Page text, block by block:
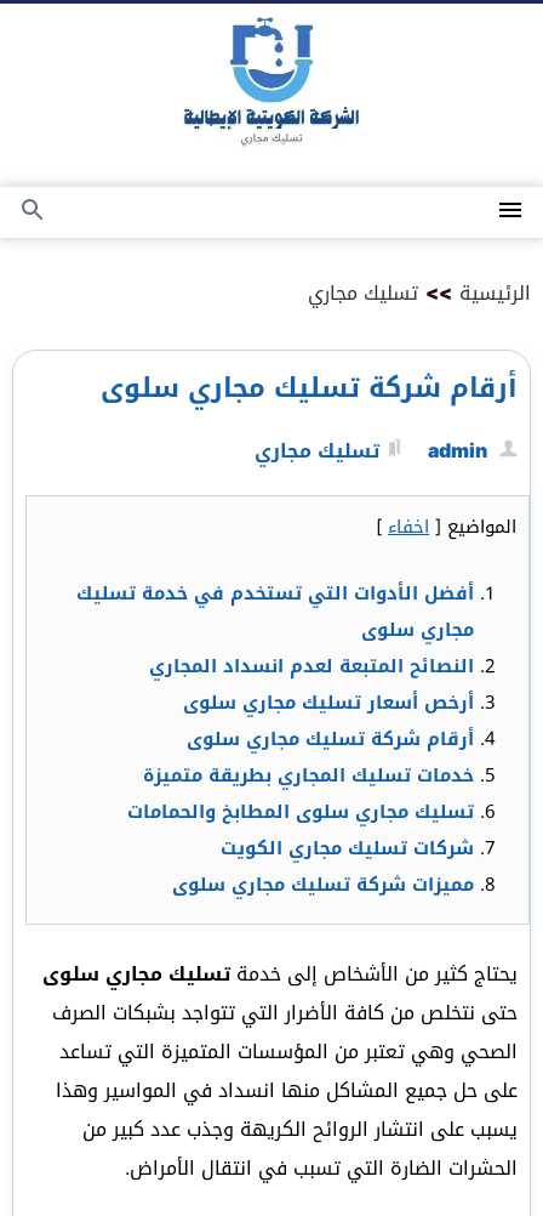
القائمة
بحث
الرئيسية >> تسليك مجاري
أرقام شركة تسليك مجاري سلوى
admin تسليك مجاري
المواضيع [اخفاء]
أفضل الأدوات التي تستخدم في خدمة تسليك
مجاري سلوى
النصائح المتبعة لعدم انسداد المجاري
أرخص أسعار تسليك مجاري سلوى
أرقام شركة تسليك مجاري سلوى
خدمات تسليك المجاري بطريقة متميزة
تسليك مجاري سلوى المطابخ والحمامات
شركات تسليك مجاري الكويت
مميزات شركة تسليك مجاري سلوى
يحتاج كثير من الأشخاص إلى خدمةتسليك مجاري سلوى
حتى نتخلص من كافة الأضرار التي تتواجد بشبكات الصرف
الصحي وهي تعتبر من المؤسسات المتميزة التي تساعد
على حل جميع المشاكل منها انسداد في المواسير وهذا
يسبب على انتشار الروائح الكريهة وجذب عدد كبير من
الحشرات الضارة التي تسبب في انتقال الأمراض.